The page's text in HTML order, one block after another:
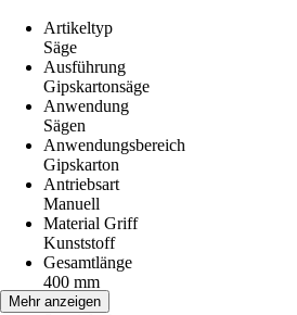
Artikeltyp
Säge
Ausführung
Gipskartonsäge
Anwendung
Sägen
Anwendungsbereich
Gipskarton
Antriebsart
Manuell
Material Griff
Kunststoff
Gesamtlänge
400 mm
Zahnung
Mehr anzeigen